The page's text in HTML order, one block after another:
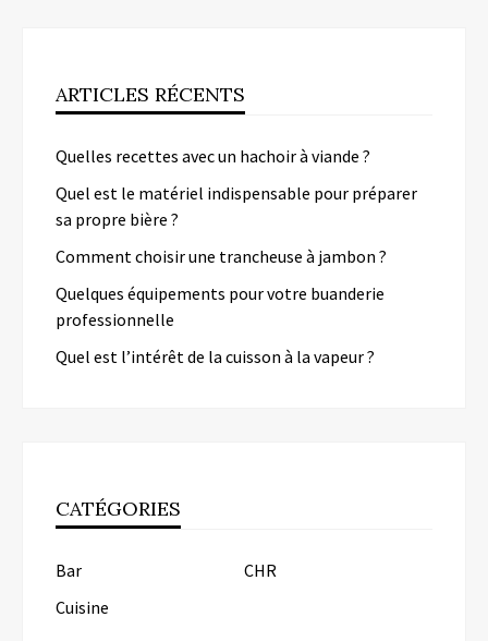
ARTICLES RÉCENTS
Quelles recettes avec un hachoir à viande ?
Quel est le matériel indispensable pour préparer
sa propre bière ?
Comment choisir une trancheuse à jambon ?
Quelques équipements pour votre buanderie
professionnelle
Quel est l’intérêt de la cuisson à la vapeur ?
CATÉGORIES
Bar
CHR
Cuisine